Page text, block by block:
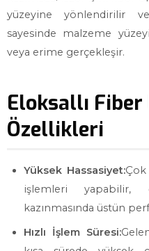
yüzeyine yönlendirilir
sayesinde malzeme
veya erime gerçekleşir.
Eloksallı Fiber
Özellikleri
Yüksek Hassasiyet:Çok
işlemleri yapabilir,
kazınmasında üstün
Hızlı İşlem Süresi: